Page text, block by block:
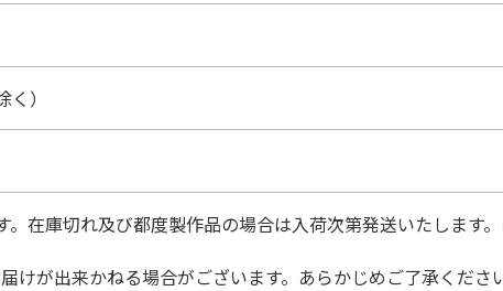
）
在庫切れ及び都度製作品の場合は入荷次第発送いたします
が出来かねる場合がございます。あらかじめご了承くださ